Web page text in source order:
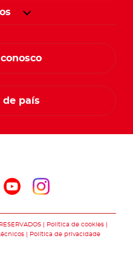
conosco
de país
Política de cookies
Política de privacidade